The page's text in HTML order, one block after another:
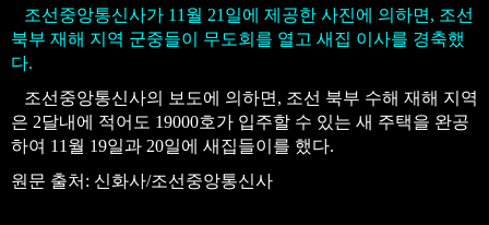
조선중앙통신사가 11월 21일에 제공한 사진에 의하면, 조선
북부 재해 지역 군중들이 무도회를 열고 새집 이사를 경축했
다.
조선중앙통신사의 보도에 의하면, 조선 북부 수해 재해 지역
은 2달내에 적어도 19000호가 입주할 수 있는 새 주택을 완공
하여 11월 19일과 20일에 새집들이를 했다.
원문 출처: 신화사/조선중앙통신사